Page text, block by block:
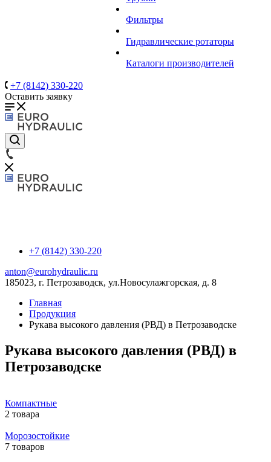
Фильтры
Гидравлические ротаторы
Каталоги производителей
+7 (8142) 330-220
Оставить заявку
+7 (8142) 330-220
anton@eurohydraulic.ru
185023, г. Петрозаводск, ул.Новосулажгорская, д. 8
Главная
Продукция
Рукава высокого давления (РВД) в Петрозаводске
Рукава высокого давления (РВД) в
Петрозаводске
Компактные
2 товара
Морозостойкие
7 товаров